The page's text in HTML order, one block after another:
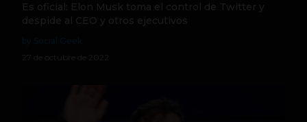
Es oficial: Elon Musk toma el control de Twitter y
despide al CEO y otros ejecutivos
27 de octubre de 2022